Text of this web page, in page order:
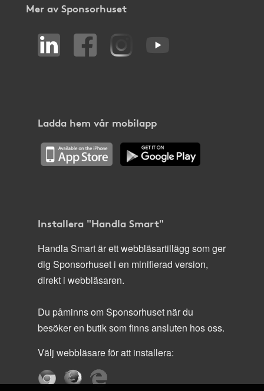
Mer av Sponsorhuset
Ladda hem vår mobilapp
Installera "Handla Smart"
Handla Smart är ett webbläsartillägg som ger
dig Sponsorhuset i en minifierad version,
direkt i webbläsaren.
Du påminns om Sponsorhuset när du
besöker en butik som finns ansluten hos oss.
Välj webbläsare för att installera: